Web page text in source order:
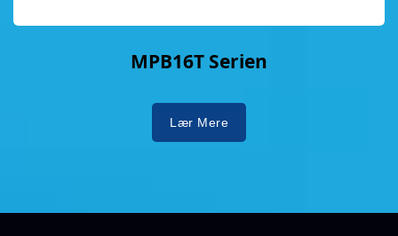
MPB16T Serien
Lær Mere